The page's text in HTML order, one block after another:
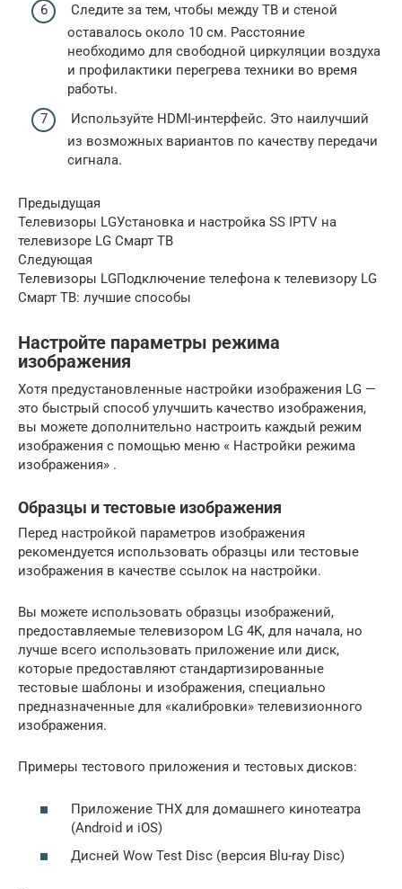
Следите за тем, чтобы между ТВ и стеной
оставалось около 10 см. Расстояние
необходимо для свободной циркуляции воздуха
и профилактики перегрева техники во время
работы.
Используйте HDMI-интерфейс. Это наилучший
из возможных вариантов по качеству передачи
сигнала.
Предыдущая
Телевизоры LGУстановка и настройка SS IPTV на
телевизоре LG Смарт ТВ
Следующая
Телевизоры LGПодключение телефона к телевизору LG
Смарт ТВ: лучшие способы
Настройте параметры режима
изображения
Хотя предустановленные настройки изображения LG —
это быстрый способ улучшить качество изображения,
вы можете дополнительно настроить каждый режим
изображения с помощью меню « Настройки режима
изображения» .
Образцы и тестовые изображения
Перед настройкой параметров изображения
рекомендуется использовать образцы или тестовые
изображения в качестве ссылок на настройки.
Вы можете использовать образцы изображений,
предоставляемые телевизором LG 4K, для начала, но
лучше всего использовать приложение или диск,
которые предоставляют стандартизированные
тестовые шаблоны и изображения, специально
предназначенные для «калибровки» телевизионного
изображения.
Примеры тестового приложения и тестовых дисков:
Приложение THX для домашнего кинотеатра
(Android и iOS)
Дисней Wow Test Disc (версия Blu-ray Disc)